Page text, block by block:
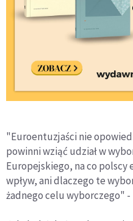
"Euroentuzjaści nie
powinni wziąć udział w
Europejskiego, na co
wpływ, ani dlaczego te
żadnego celu wyborczego"